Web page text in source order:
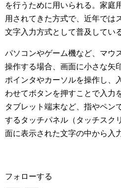
を行うために用いられる。家庭
用されてきた方式で、近年では
文字入力方式として普及している
パソコンやゲーム機など、マウ
操作する場合、画面に小さな矢
ポインタやカーソルを操作し、
わせてボタンを押すことで入力
タブレット端末など、指やペン
するタッチパネル（タッチスク
面に表示された文字の中から入
フォローする